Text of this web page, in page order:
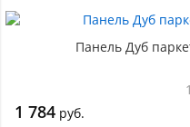
Панель Дуб
1 784 руб.